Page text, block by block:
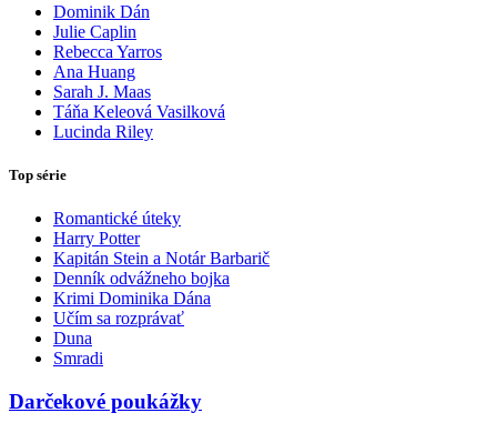
Dominik Dán
Julie Caplin
Rebecca Yarros
Ana Huang
Sarah J. Maas
Táňa Keleová Vasilková
Lucinda Riley
Top série
Romantické úteky
Harry Potter
Kapitán Stein a Notár Barbarič
Denník odvážneho bojka
Krimi Dominika Dána
Učím sa rozprávať
Duna
Smradi
Darčekové poukážky